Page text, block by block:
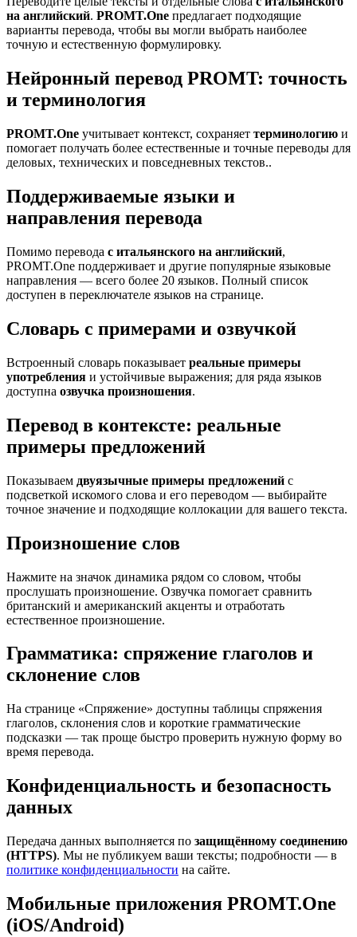
на английский. PROMT.One предлагает подходящие
варианты перевода, чтобы вы могли выбрать наиболее
точную и естественную формулировку.
Нейронный перевод PROMT: точность
и терминология
PROMT.One учитывает контекст, сохраняет терминологию и
помогает получать более естественные и точные переводы для
деловых, технических и повседневных текстов..
Поддерживаемые языки и
направления перевода
Помимо перевода с итальянского на английский,
PROMT.One поддерживает и другие популярные языковые
направления — всего более 20 языков. Полный список
доступен в переключателе языков на странице.
Словарь с примерами и озвучкой
Встроенный словарь показывает реальные примеры
употребления и устойчивые выражения; для ряда языков
доступна озвучка произношения.
Перевод в контексте: реальные
примеры предложений
Показываем двуязычные примеры предложений с
подсветкой искомого слова и его переводом — выбирайте
точное значение и подходящие коллокации для вашего текста.
Произношение слов
Нажмите на значок динамика рядом со словом, чтобы
прослушать произношение. Озвучка помогает сравнить
британский и американский акценты и отработать
естественное произношение.
Грамматика: спряжение глаголов и
склонение слов
На странице «Спряжение» доступны таблицы спряжения
глаголов, склонения слов и короткие грамматические
подсказки — так проще быстро проверить нужную форму во
время перевода.
Конфиденциальность и безопасность
данных
Передача данных выполняется по защищённому соединению
(HTTPS). Мы не публикуем ваши тексты; подробности — в
политике конфиденциальности на сайте.
Мобильные приложения PROMT.One
(iOS/Android)